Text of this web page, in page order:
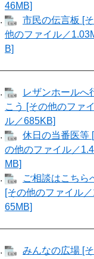
46MB]
市民の伝言板 [
他のファイル／
B]
レザンホールへ
こう [その他のファイ
ル／685KB]
休日の当番医等
の他のファイル／
MB]
ご相談はこちら
[その他のファイル／
65MB]
みんなの広場 [